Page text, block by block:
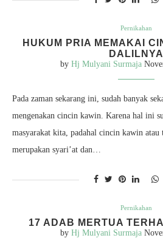
Pernikahan
HUKUM PRIA MEMAKAI
DALILNYA
by Hj Mulyani Surmaja
Pada zaman sekarang ini, sudah banyak
mengenakan cincin kawin. Karena hal ini
masyarakat kita, padahal cincin kawin
merupakan syari’at dan…
Pernikahan
17 ADAB MERTUA
by Hj Mulyani Surmaja